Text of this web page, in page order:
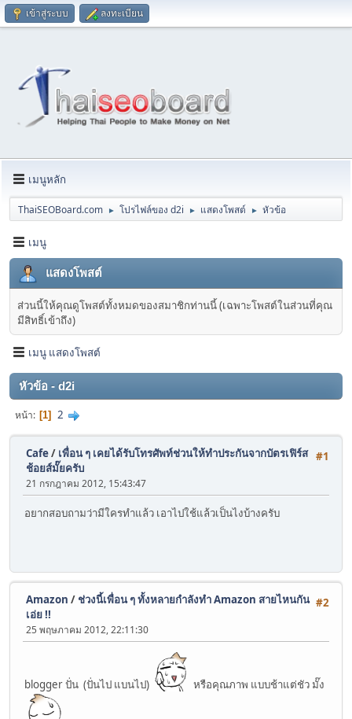
เข้าสู่ระบบ ลงทะเบียน
เมนูหลัก
ThaiSEOBoard.com ► โปรไฟล์ของ d2i ► แสดงโพสต์ ► หัวข้อ
เมนู
แสดงโพสต์
ส่วนนี้ให้คุณดูโพสต์ทั้งหมดของสมาชิกท่านนี้ (เฉพาะโพสต์ในส่วนที่คุณ
มีสิทธิ์เข้าถึง)
เมนู แสดงโพสต์
หัวข้อ - d2i
หน้า 1 2
#1
Cafe/ เพื่อน ๆ เคยได้รับโทรศัพท์ช่วนให้ทำประกันจากบัตรเฟิร์ส
ช้อยส์มั๊ยครับ
21 กรกฎาคม 2012, 15:43:47
อยากสอบถามว่ามีใครทำแล้ว เอาไปใช้แล้วเป็นไงบ้างครับ
#2
Amazon / ช่วงนี้เพื่อน ๆ ทั้งหลายกำลังทำ Amazon สายไหนกัน
เอ่ย !!
25 พฤษภาคม 2012, 22:11:30
blogger ปั่น (ปั่นไป แบนไป) หรือคุณภาพ แบบช้าแต่ชัว มั๊ง